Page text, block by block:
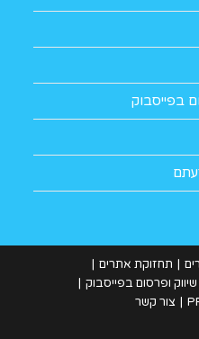
בפייסבוק
תחזוקת אתרים
שיווק ופרסום בפייסבוק
צור קשר